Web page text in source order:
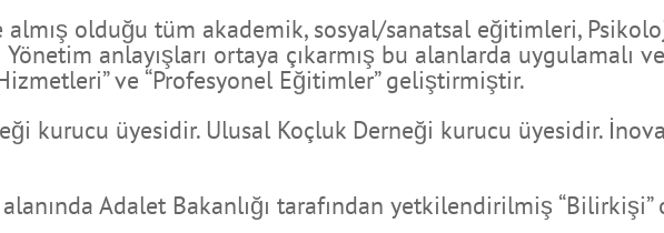
almış olduğu tüm akademik, sosyal/sanatsal eğitimleri,
anlayışları ortaya çıkarmış bu alanlarda uygulamalı
ve “Profesyonel Eğitimler” geliştirmiştir.
kurucu üyesidir. Ulusal Koçluk Derneği kurucu üyesidir.
Adalet Bakanlığı tarafından yetkilendirilmiş